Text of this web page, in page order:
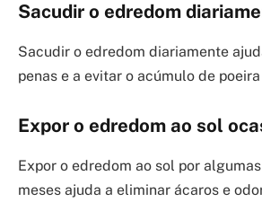
Sacudir o edredom
Sacudir o edredom diariamente
penas e a evitar o acúmulo de
Expor o edredom ao sol
Expor o edredom ao sol por
meses ajuda a eliminar ácaros e